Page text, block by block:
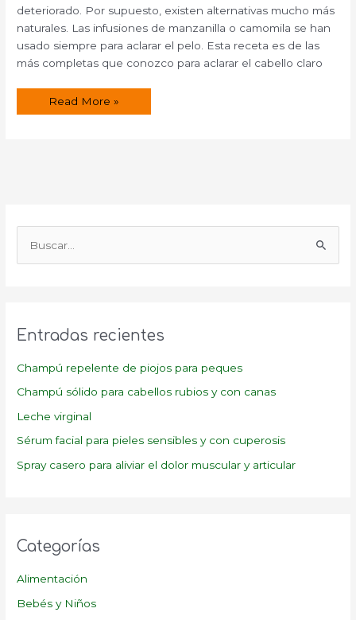
deteriorado. Por supuesto, existen alternativas mucho más
naturales. Las infusiones de manzanilla o camomila se han
usado siempre para aclarar el pelo. Esta receta es de las
más completas que conozco para aclarar el cabello claro
Tónico
Read More »
r
p
o
Entradas recientes
Champú repelente de piojos para peques
Champú sólido para cabellos rubios y con canas
Leche virginal
Sérum facial para pieles sensibles y con cuperosis
Spray casero para aliviar el dolor muscular y articular
Categorías
Alimentación
Bebés y Niños